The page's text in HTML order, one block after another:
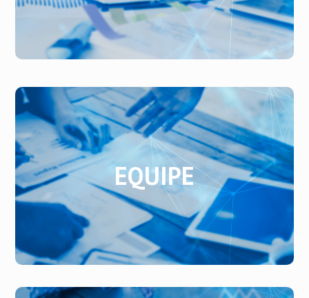
EQUIPE
EQUIPE
Conheça nossa equipe de pesquisadores.